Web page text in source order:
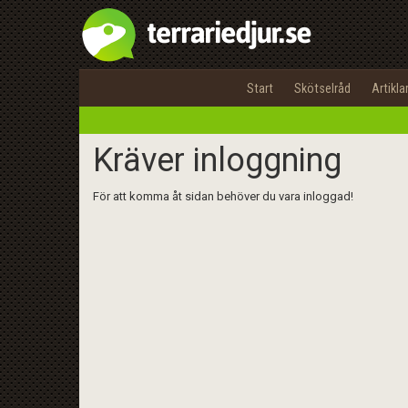
Start Skötselråd Artiklar
Kräver inloggning
För att komma åt sidan behöver du vara inloggad!